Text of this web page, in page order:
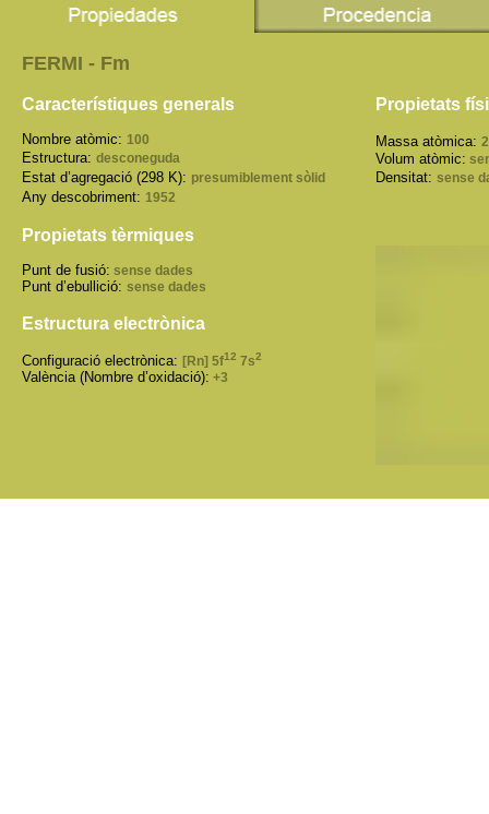
FERMI - Fm
Característiques generals Propietats
Nombre atòmic: 100
Estructura: desconeguda
Estat d’agregació (298 K): presumiblement sòlid
Any descobriment: 1952
Massa atòmica:
Volum atòmic:
Densitat: sense
Propietats tèrmiques
Punt de fusió: sense dades
Punt d’ebullició: sense dades
Estructura electrònica
Configuració electrònica: [Rn] 5f12 7s2
València (Nombre d’oxidació): +3